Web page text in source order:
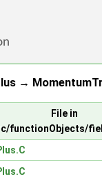
→
File in
functionObjects/